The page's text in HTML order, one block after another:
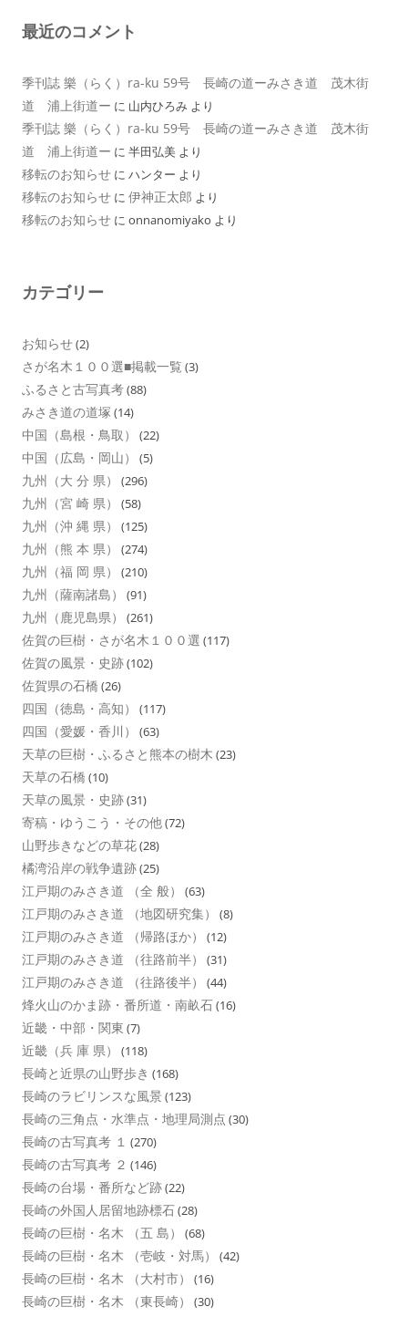
最近のコメント
季刊誌 樂（らく）ra-ku 59号 長崎の道ーみさき道 茂木街
道 浦上街道ー に 山内ひろみ より
季刊誌 樂（らく）ra-ku 59号 長崎の道ーみさき道 茂木街
道 浦上街道ー に 半田弘美 より
移転のお知らせ に ハンター より
移転のお知らせ に 伊神正太郎 より
移転のお知らせ に onnanomiyako より
カテゴリー
お知らせ(2)
さが名木１００選■掲載一覧 (3)
ふるさと古写真考(88)
みさき道の道塚 (14)
中国（島根・鳥取） (22)
中国（広島・岡山） (5)
九州（大 分 県） (296)
九州（宮 崎 県） (58)
九州（沖 縄 県） (125)
九州（熊 本 県） (274)
九州（福 岡 県） (210)
九州（薩南諸島） (91)
九州（鹿児島県） (261)
佐賀の巨樹・さが名木１００選 (117)
佐賀の風景・史跡(102)
佐賀県の石橋 (26)
四国（徳島・高知） (117)
四国（愛媛・香川） (63)
天草の巨樹・ふるさと熊本の樹木 (23)
天草の石橋 (10)
天草の風景・史跡(31)
寄稿・ゆうこう・その他(72)
山野歩きなどの草花(28)
橘湾沿岸の戦争遺跡(25)
江戸期のみさき道 （全 般） (63)
江戸期のみさき道 （地図研究集） (8)
江戸期のみさき道 （帰路ほか） (12)
江戸期のみさき道 （往路前半） (31)
江戸期のみさき道 （往路後半） (44)
烽火山のかま跡・番所道・南畝石(16)
近畿・中部・関東 (7)
近畿（兵 庫 県） (118)
長崎と近県の山野歩き (168)
長崎のラビリンスな風景 (123)
長崎の三角点・水準点・地理局測点 (30)
長崎の古写真考 １ (270)
長崎の古写真考 ２ (146)
長崎の台場・番所など跡(22)
長崎の外国人居留地跡標石(28)
長崎の巨樹・名木 （五 島） (68)
長崎の巨樹・名木 （壱岐・対馬） (42)
長崎の巨樹・名木 （大村市） (16)
長崎の巨樹・名木 （東長崎） (30)